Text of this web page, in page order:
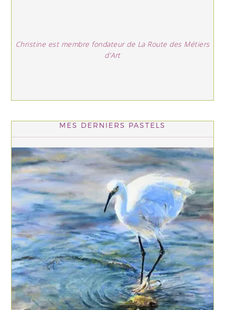
Christine est membre fondateur de La Route des Métiers
d'Art
MES DERNIERS PASTELS